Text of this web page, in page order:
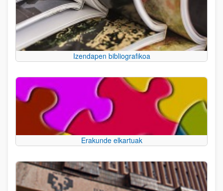
Izendapen bibliografikoa
Erakunde elkartuak